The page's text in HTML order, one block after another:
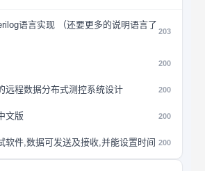
语言实现 （还要更多的说明语言了
203
200
远程数据分布式测控系统设计 200
文版 200
软件,数据可发送及接收,并能设置时间 200